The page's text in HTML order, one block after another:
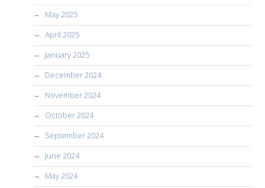
May 2025
April 2025
January 2025
December 2024
November 2024
October 2024
September 2024
June 2024
May 2024